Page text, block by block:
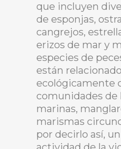
que incluyen
de esponjas,
cangrejos,
erizos de mar y
especies de
están
ecológicamente
comunidades de
marinas,
marismas
por decirlo así,